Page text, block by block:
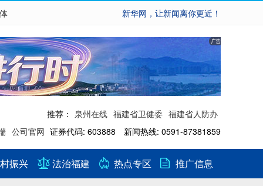
新华网，让新闻离你更近！
推荐： 泉州在线 福建省卫健委 福建省人防办
公司官网 证券代码: 603888 新闻热线: 0591-87381859
振兴 法治福建 热点专区 推广信息